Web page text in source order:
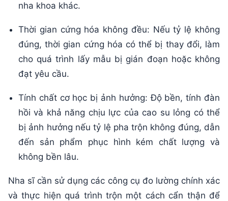
nha khoa khác.
Thời gian cứng hóa không đều: Nếu tỷ lệ không
đúng, thời gian cứng hóa có thể bị thay đổi, làm
cho quá trình lấy mẫu bị gián đoạn hoặc không
đạt yêu cầu.
Tính chất cơ học bị ảnh hưởng: Độ bền, tính đàn
hồi và khả năng chịu lực của cao su lỏng có thể
bị ảnh hưởng nếu tỷ lệ pha trộn không đúng, dẫn
đến sản phẩm phục hình kém chất lượng và
không bền lâu.
Nha sĩ cần sử dụng các công cụ đo lường chính xác
và thực hiện quá trình trộn một cách cẩn thận để